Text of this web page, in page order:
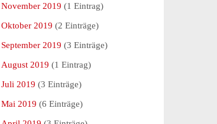
November 2019 (1 Eintrag)
Oktober 2019 (2 Einträge)
September 2019 (3 Einträge)
August 2019 (1 Eintrag)
Juli 2019 (3 Einträge)
Mai 2019 (6 Einträge)